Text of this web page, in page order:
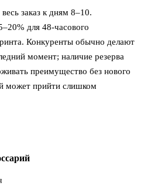
заказ к дням 8–10.
для 48-часового
Конкуренты обычно делают
момент; наличие резерва
преимущество без нового
может прийти слишком